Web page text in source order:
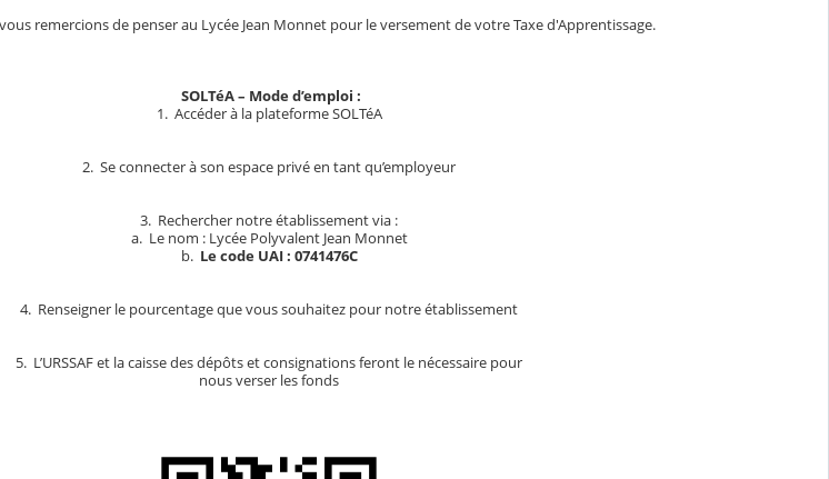
remercions de penser au Lycée Jean Monnet pour le versement de votre Taxe d'Apprentissage.
SOLTéA – Mode d’emploi :
1. Accéder à la plateforme SOLTéA
2. Se connecter à son espace privé en tant qu’employeur
3. Rechercher notre établissement via :
a. Le nom : Lycée Polyvalent Jean Monnet
b. Le code UAI : 0741476C
4. Renseigner le pourcentage que vous souhaitez pour notre établissement
5. L’URSSAF et la caisse des dépôts et consignations feront le nécessaire pour
nous verser les fonds